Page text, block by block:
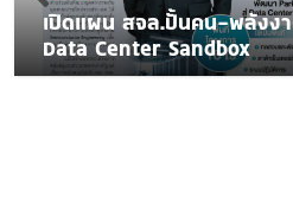
เปิดแผน สจล.ปั้นคน-พลังง
Data Center Sandbox